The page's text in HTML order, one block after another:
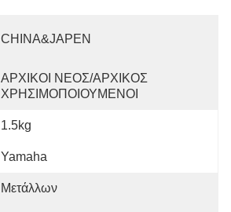
CHINA&JAPEN
ΑΡΧΙΚΟΙ ΝΕΟΣ/ΑΡΧΙΚΟΣ
ΧΡΗΣΙΜΟΠΟΙΟΥΜΕΝΟΙ
1.5kg
Yamaha
Μετάλλων